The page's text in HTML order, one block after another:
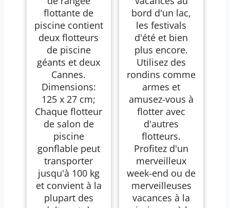
flottante de
piscine contient
deux flotteurs
de piscine
géants et deux
Cannes.
Dimensions:
125 x 27 cm;
Chaque flotteur
de salon de
piscine
gonflable peut
transporter
jusqu'à 100 kg
et convient à la
plupart des
bord d'un lac,
les festivals
d'été et bien
plus encore.
Utilisez des
rondins comme
armes et
amusez-vous à
flotter avec
d'autres
flotteurs.
Profitez d'un
merveilleux
week-end ou de
merveilleuses
vacances à la